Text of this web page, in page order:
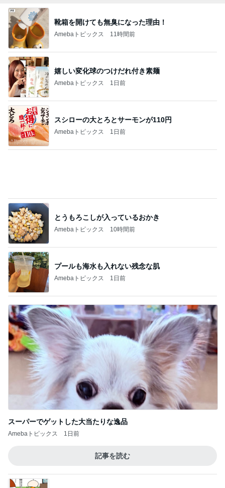
靴箱を開けても無臭になった理由！
Amebaトピックス 11時間前
嬉しい変化球のつけだれ付き素麺
Amebaトピックス 1日前
スシローの大とろとサーモンが110円
Amebaトピックス 1日前
とうもろこしが入っているおかき
Amebaトピックス 10時間前
プールも海水も入れない残念な肌
Amebaトピックス 1日前
スーパーでゲットした大当たりな逸品
Amebaトピックス 1日前
記事を読む